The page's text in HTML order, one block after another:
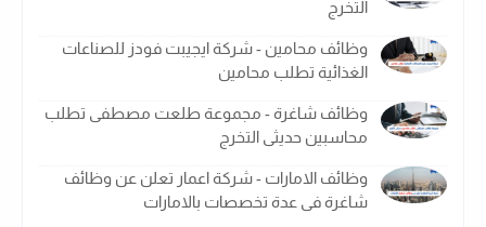
التخرج
وظائف محامين - شركة ايجيبت فودز للصناعات
الغذائية تطلب محامين
وظائف شاغرة - مجموعة طلعت مصطفى تطلب
محاسبين حديثى التخرج
وظائف الامارات - شركة اعمار تعلن عن وظائف
شاغرة فى عدة تخصصات بالامارات